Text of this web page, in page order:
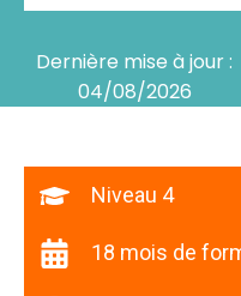
Dernière mise à jour :
04/08/2026
Niveau 4
18 mois de